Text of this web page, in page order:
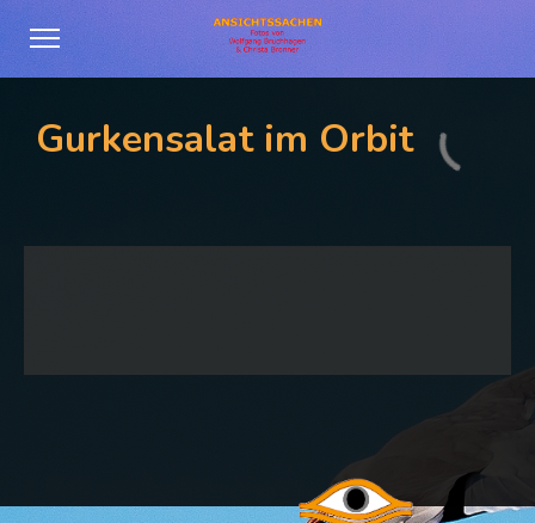
Gurkensalat im Orbit